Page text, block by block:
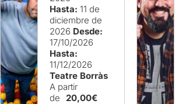
Hasta: 11 de
diciembre de
2026 Desde:
17/10/2026
Hasta:
11/12/2026
Teatre Borràs
A partir
de
20,00€